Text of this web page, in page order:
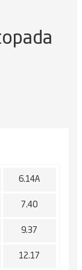
6.14A
7.40
9.37
12.17